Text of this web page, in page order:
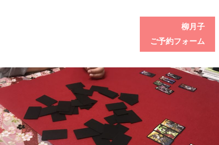
柳月子
ご予約フォーム